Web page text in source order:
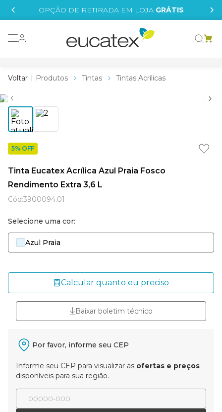
OPÇÃO DE RETIRADA EM LOJA GRÁTIS
Produtos Tintas Tintas Acrílicas
5% OFF
Tinta Eucatex Acrílica Azul Praia Fosco
Rendimento Extra 3,6 L
Cód:3900094.01
Selecione uma cor:
Azul Praia
Calcular quanto eu preciso
Baixar boletim técnico
Por favor, informe seu CEP
Informe seu CEP para visualizar as ofertas e preços
disponíveis para sua região.
tinta